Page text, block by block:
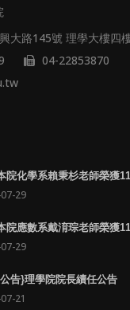
大路145號 理學大樓四
04-22853870
院化學系賴秉杉老師榮獲
29
院應數系戴淯琮老師榮獲
29
告}理學院院長續任公告
21